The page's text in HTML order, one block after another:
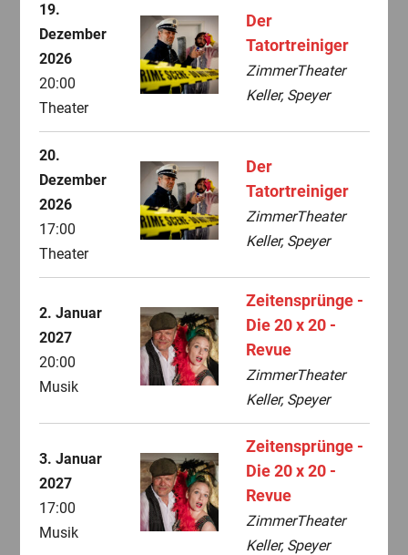
19.
Dezember
2026
20:00
Theater
Der
Tatortreiniger
ZimmerTheater
Keller, Speyer
20.
Dezember
2026
17:00
Theater
Der
Tatortreiniger
ZimmerTheater
Keller, Speyer
2. Januar
2027
20:00
Musik
Zeitensprünge -
Die 20 x 20 -
Revue
ZimmerTheater
Keller, Speyer
3. Januar
2027
17:00
Musik
Zeitensprünge -
Die 20 x 20 -
Revue
ZimmerTheater
Keller, Speyer